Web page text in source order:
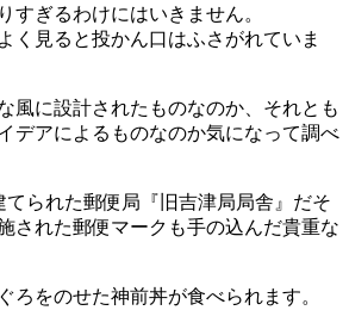
すぎるわけにはいきません。
く見ると投かん口はふさがれていま
風に設計されたものなのか、それとも
デアによるものなのか気になって調べ
てられた郵便局『旧吉津局局舎』だそ
された郵便マークも手の込んだ貴重な
ろをのせた神前丼が食べられます。